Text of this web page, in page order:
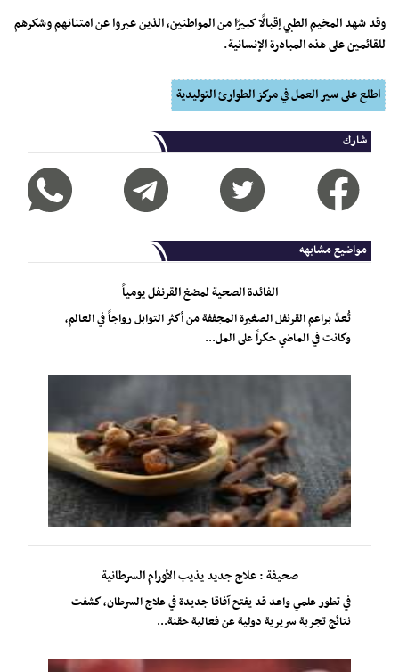
وقد شهد المخيم الطبي إقبالًا كبيرًا من المواطنين، الذين عبروا عن امتنانهم وشكرهم
للقائمين على هذه المبادرة الإنسانية.
اطلع على سير العمل في مركز الطوارئ التوليدية
شارك
مواضيع مشابهه
الفائدة الصحية لمضغ القرنفل يومياً
تُعدّ براعم القرنفل الصغيرة المجففة من أكثر التوابل رواجاً في العالم،
وكانت في الماضي حكراً على المل...
صحيفة : علاج جديد يذيب الأورام السرطانية
في تطور علمي واعد قد يفتح آفاقا جديدة في علاج السرطان، كشفت
نتائج تجربة سريرية دولية عن فعالية حقنة...